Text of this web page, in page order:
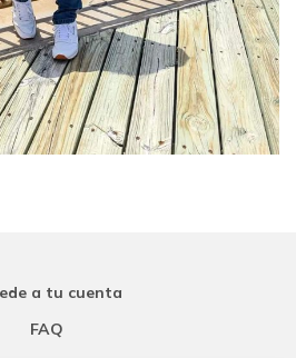
a tu cuenta
FAQ